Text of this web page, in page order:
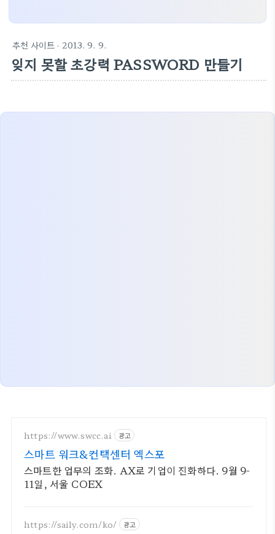
추천 사이트 · 2013. 9. 9.
잊지 못할 초강력 PASSWORD 만들기
https://www.swcc.ai 광고
스마트 워크&컨택센터 엑스포
스마트한 업무의 조화. AX로 기업이 진화하다. 9월 9-
11일, 서울 COEX
https://saily.com/ko/ 광고